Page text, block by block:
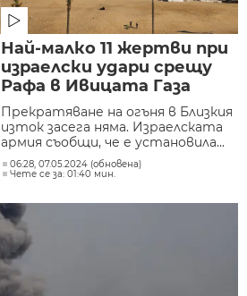
Най-малко 11 жертви при
израелски удари срещу
Рафа в Ивицата Газа
Прекратяване на огъня в Близкия
изток засега няма. Израелската
армия съобщи, че е установила...
06:28, 07.05.2024 (обновена)
Чете се за: 01:40 мин.